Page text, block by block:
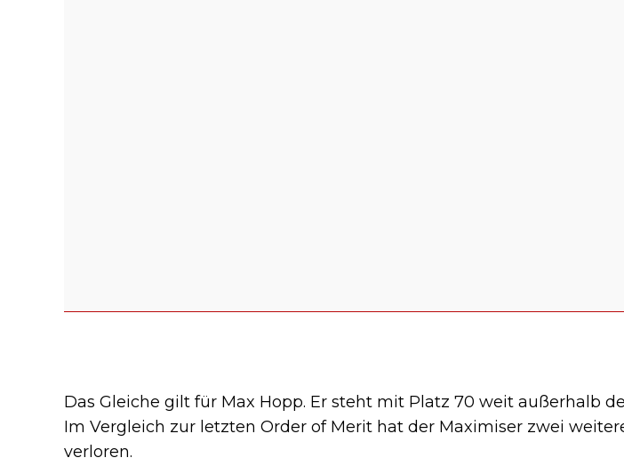
Das Gleiche gilt für Max Hopp. Er steht mit Platz 70 weit außerhalb
Im Vergleich zur letzten Order of Merit hat der Maximiser zwei
verloren.